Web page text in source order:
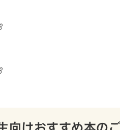
向けおすすめ本の